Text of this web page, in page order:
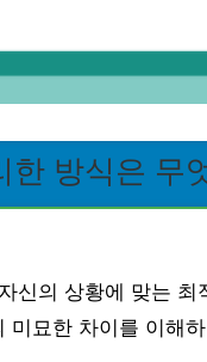
한 방식은 무
신의 상황에 맞는
미묘한 차이를 이해